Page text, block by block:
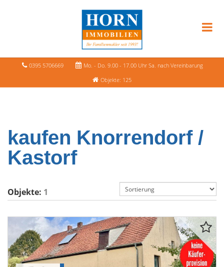
0395 5706669
Mo. - Do. 9.00 - 17.00 Uhr Sa. nach Vereinbarung
Objekte: 125
kaufen Knorrendorf /
Kastorf
Objekte: 1